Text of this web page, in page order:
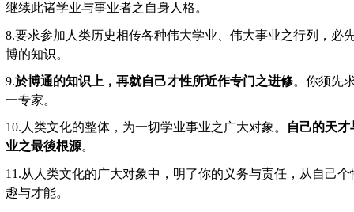
继续此诸学业与事业者之自身人格。
8.要求参加人类历史相传各种伟大学业、伟大事业之行列，必
博的知识。
9.於博通的知识上，再就自己才性所近作专门之进修。你须先
一专家。
10.人类文化的整体，为一切学业事业之广大对象。
自己的天
业之最後根源。
11.从人类文化的广大对象中，明了你的义务与责任，从自己
趣与才能。